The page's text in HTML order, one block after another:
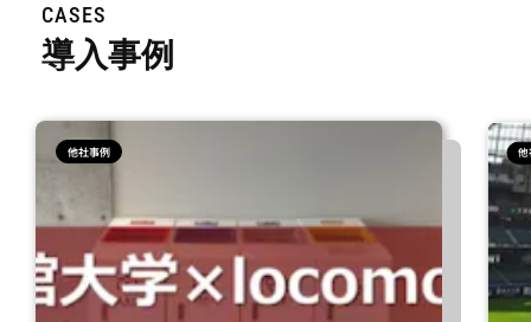
CASES
導入事例
他社事例 他